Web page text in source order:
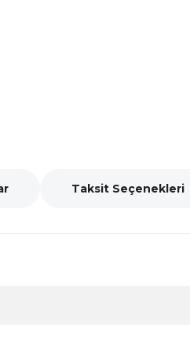
Taksit Seçenekleri